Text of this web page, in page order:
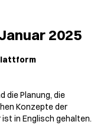
2025
die Planung, die
Konzepte der
in Englisch gehalten.